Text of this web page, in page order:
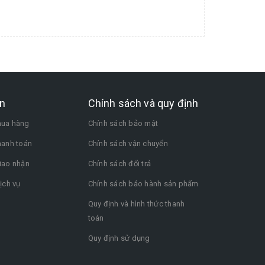
hàng
toán
nhận
vụ
Chính sách và quy định
Chính sách bảo mật
Chính sách vận chuyển
Chính sách đổi trả
Chính sách bảo hành sản phẩm
Quy định và hình thức thanh
toán
Quy định sử dụng